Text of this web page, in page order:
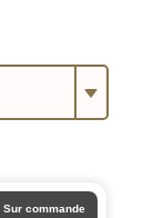
Sur commande